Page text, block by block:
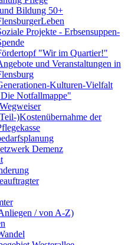
Bildung 50+
Projekte - Erbsensuppen-
"Wir im Quartier!"
und Veranstaltungen in
Kulturen-Vielfalt
Notfallmappe"
)Kostenübernahme der
Demenz
/ von A-Z)